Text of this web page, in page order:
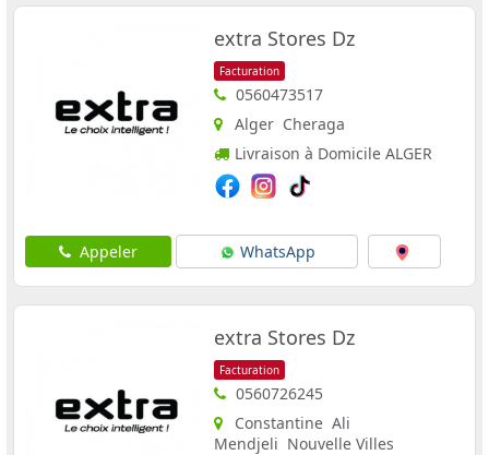
extra Stores Dz
Facturation
0560473517
Alger Cheraga
Livraison à Domicile ALGER
Appeler WhatsApp
extra Stores Dz
Facturation
0560726245
Constantine Ali
Mendjeli Nouvelle Villes